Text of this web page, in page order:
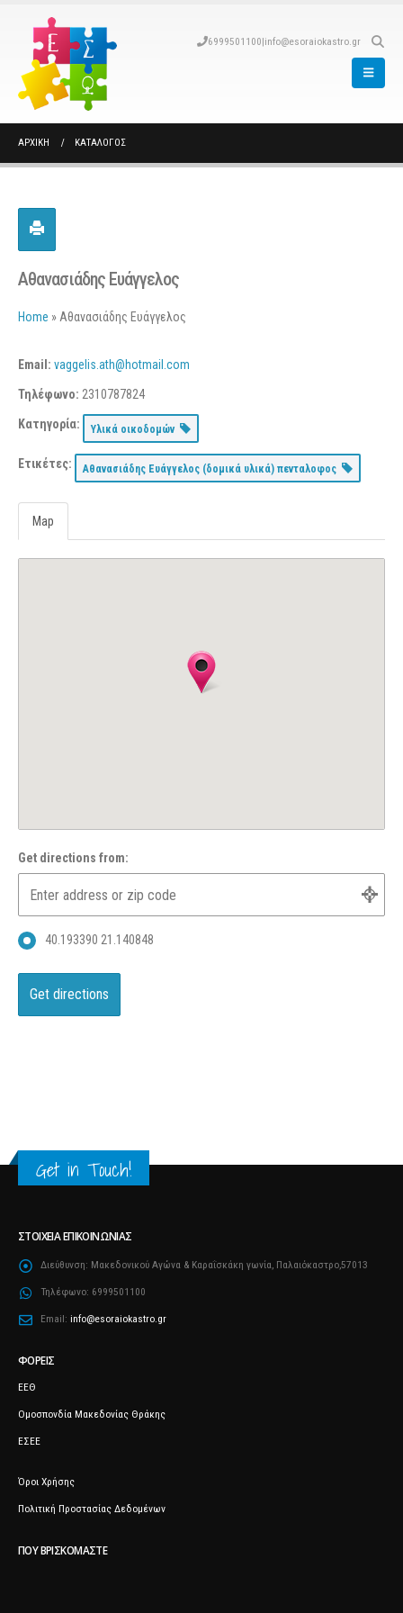
6999501100|info@esoraiokastro.gr
ΑΡΧΙΚΉ ΚΑΤΆΛΟΓΟΣ
Αθανασιάδης Ευάγγελος
Home » Αθανασιάδης Ευάγγελος
Email: vaggelis.ath@hotmail.com
Τηλέφωνο: 2310787824
Κατηγορία: Υλικά οικοδομών
Ετικέτες: Αθανασιάδης Ευάγγελος (δομικά υλικά) πενταλοφος
Map
Get directions from:
40.193390 21.140848
Get in Touch!
ΣΤΟΙΧΕΊΑ ΕΠΙΚΟΙΝΩΝΊΑΣ
Διεύθυνση: Μακεδονικού Αγώνα & Καραΐσκάκη γωνία, Παλαιόκαστρο,57013
Τηλέφωνο: 6999501100
Email: info@esoraiokastro.gr
ΦΟΡΕΊΣ
ΕΕΘ
Ομοσπονδία Μακεδονίας Θράκης
ΕΣΕΕ
Όροι Χρήσης
Πολιτική Προστασίας Δεδομένων
ΠΟΥ ΒΡΙΣΚΌΜΑΣΤΕ